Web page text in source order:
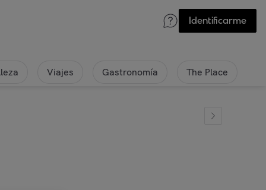
Identificarme
Viajes Gastronomía The Place